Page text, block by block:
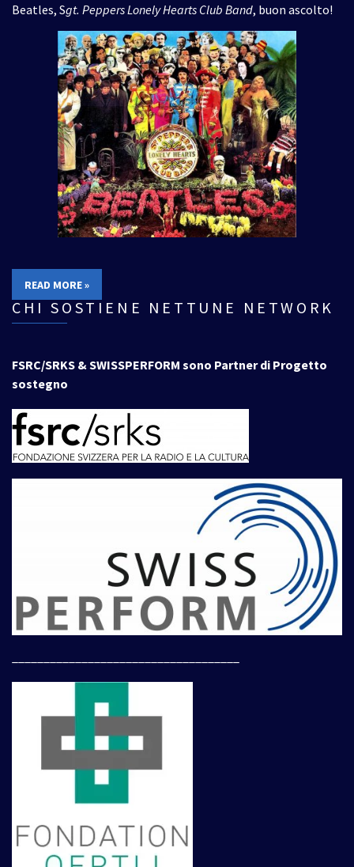
Beatles, Sgt. Peppers Lonely Hearts Club Band, buon ascolto!
READ MORE »
CHI SOSTIENE NETTUNE NETWORK
FSRC/SRKS & SWISSPERFORM sono Partner di Progetto
sostegno